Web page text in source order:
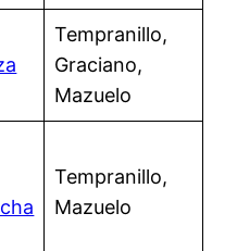
Tempranillo,
Graciano,
Mazuelo
Tempranillo,
Mazuelo